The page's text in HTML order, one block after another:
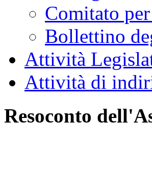
Comitato
Bollettino
Attività
Attività di
Resoconto